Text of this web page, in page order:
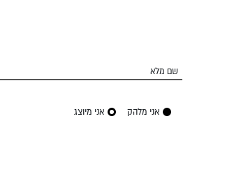
שם מלא
אני מלהק אני מיוצג